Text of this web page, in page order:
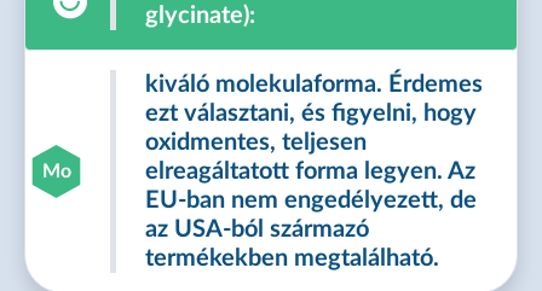
glycinate):
Mo
kiváló molekulaforma. Érdemes
ezt választani, és figyelni, hogy
oxidmentes, teljesen
elreagáltatott forma legyen. Az
EU-ban nem engedélyezett, de
az USA-ból származó
termékekben megtalálható.